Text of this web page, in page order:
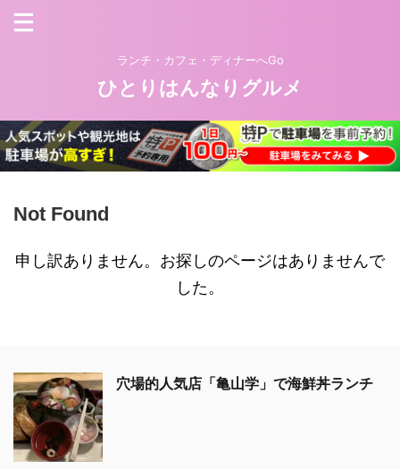
ランチ・カフェ・ディナーへGo
ひとりはんなりグルメ
Not Found
申し訳ありません。お探しのページはありませんで
した。
穴場的人気店「亀山学」で海鮮丼ランチ